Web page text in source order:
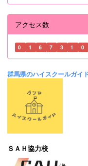
アクセス数
0 1 6 7 3 1 0
群馬県のハイスクールガイ
ＳＡＨ協力校